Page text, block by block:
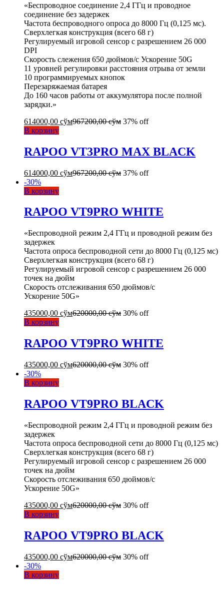
«Беспроводное соединение 2,4 ГГц и проводное
соединение без задержек
Частота беспроводного опроса до 8000 Гц (0,125 мс).
Сверхлегкая конструкция (всего 68 г)
Регулируемый игровой сенсор с разрешением 26 000
DPI
Скорость слежения 650 дюймов/с Ускорение 50G
11 уровней регулировки расстояния отрыва от земли
10 программируемых кнопок
Перезаряжаемая батарея
До 160 часов работы от аккумулятора после полной
зарядки.»
614000,00 сўм967200,00сўм 37% off
В корзину
RAPOO VT3PRO MAX BLACK
614000,00 сўм967200,00сўм 37% off
-30%
В корзину
RAPOO VT9PRO WHITE
«Беспроводной режим 2,4 ГГц и проводной режим без
задержек
Частота опроса беспроводной сети до 8000 Гц (0,125 мс)
Сверхлегкая конструкция (всего 68 г)
Регулируемый игровой сенсор с разрешением 26 000
точек на дюйм
Скорость отслеживания 650 дюймов/с
Ускорение 50G»
435000,00 сўм620000,00сўм 30% off
В корзину
RAPOO VT9PRO WHITE
435000,00 сўм620000,00сўм 30% off
-30%
В корзину
RAPOO VT9PRO BLACK
«Беспроводной режим 2,4 ГГц и проводной режим без
задержек
Частота опроса беспроводной сети до 8000 Гц (0,125 мс)
Сверхлегкая конструкция (всего 68 г)
Регулируемый игровой сенсор с разрешением 26 000
точек на дюйм
Скорость отслеживания 650 дюймов/с
Ускорение 50G»
435000,00 сўм620000,00сўм 30% off
В корзину
RAPOO VT9PRO BLACK
435000,00 сўм620000,00сўм 30% off
-30%
В корзину